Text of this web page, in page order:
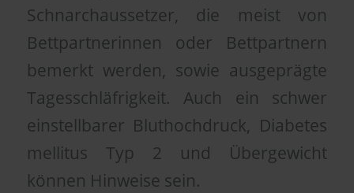
Schnarchaussetzer, die meist von
Bettpartnerinnen oder Bettpartnern
bemerkt werden, sowie ausgeprägte
Tagesschläfrigkeit. Auch ein schwer
einstellbarer Bluthochdruck, Diabetes
mellitus Typ 2 und Übergewicht
können Hinweise sein.